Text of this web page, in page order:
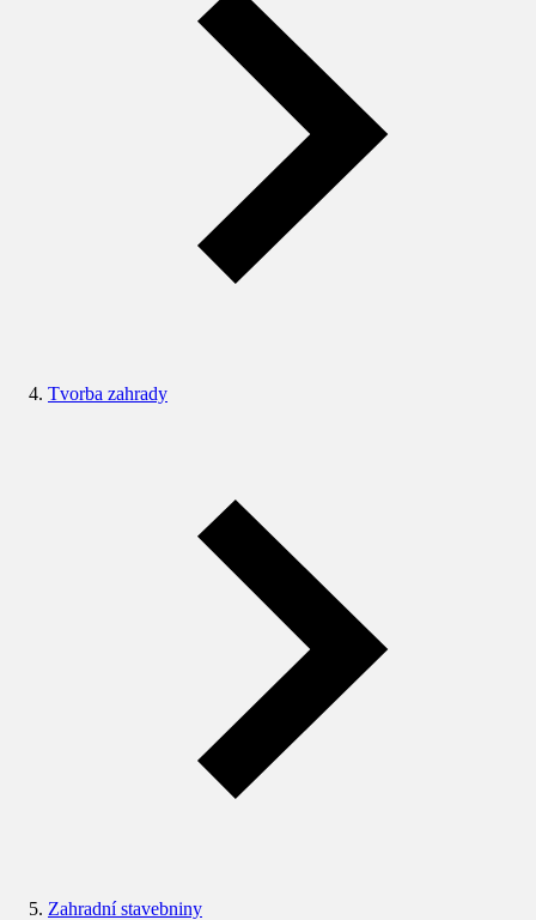
Tvorba zahrady
Zahradní stavebniny